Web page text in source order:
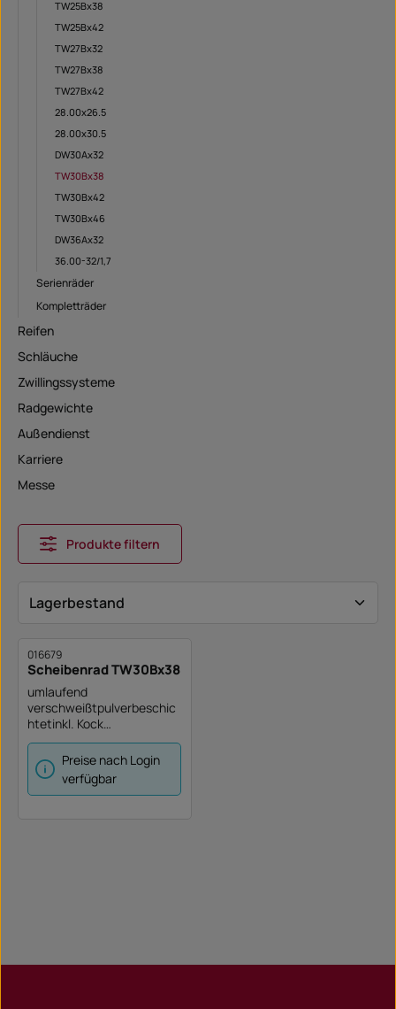
TW25Bx38
TW25Bx42
TW27Bx32
TW27Bx38
TW27Bx42
28.00x26.5
28.00x30.5
DW30Ax32
TW30Bx38
TW30Bx42
TW30Bx46
DW36Ax32
36.00-32/1,7
Serienräder
Kompletträder
Reifen
Schläuche
Zwillingssysteme
Radgewichte
Außendienst
Karriere
Messe
Produkte filtern
016679
Scheibenrad TW30Bx38
umlaufend
verschweißtpulverbeschic
htetinkl. Kock
Ventilschutz(Sondereinpre
sstiefen über ET 150 sind
extra anzufragen)
Preise nach Login
verfügbar